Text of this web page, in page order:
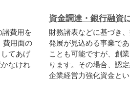
諸費用を
費用面の
てあげ
なけれ
資金調達・銀行融資
財務諸表などに基づき
発展が見込める事業で
ことも可能ですが、創
ります。その場合、認
企業経営力強化資金と